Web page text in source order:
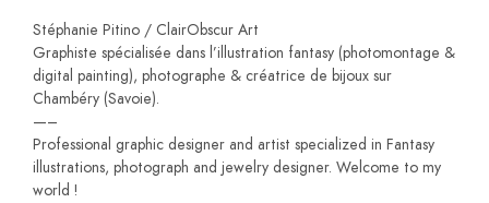
Stéphanie Pitino / ClairObscur Art
Graphiste spécialisée dans l’illustration fantasy (photomontage &
digital painting), photographe & créatrice de bijoux sur
Chambéry (Savoie).
—–
Professional graphic designer and artist specialized in Fantasy
illustrations, photograph and jewelry designer. Welcome to my
world !